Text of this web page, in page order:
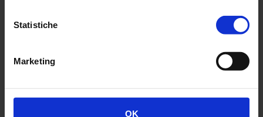
Statistiche
Marketing
OK
Classic